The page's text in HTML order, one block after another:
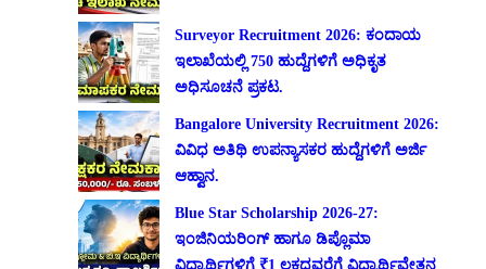
Surveyor Recruitment 2026: ಕಂದಾಯ
ಇಲಾಖೆಯಲ್ಲಿ 750 ಹುದ್ದೆಗಳಿಗೆ ಅಧಿಕೃತ
ಅಧಿಸೂಚನೆ ಪ್ರಕಟ.
Bangalore University Recruitment 2026:
ವಿವಿಧ ಅತಿಥಿ ಉಪನ್ಯಾಸಕರ ಹುದ್ದೆಗಳಿಗೆ ಅರ್ಜಿ
ಆಹ್ವಾನ.
Blue Star Scholarship 2026-27:
ಇಂಜಿನಿಯರಿಂಗ್ ಹಾಗೂ ಡಿಪ್ಲೊಮಾ
ವಿದ್ಯಾರ್ಥಿಗಳಿಗೆ ₹1 ಲಕ್ಷದವರೆಗೆ ವಿದ್ಯಾರ್ಥಿವೇತನ